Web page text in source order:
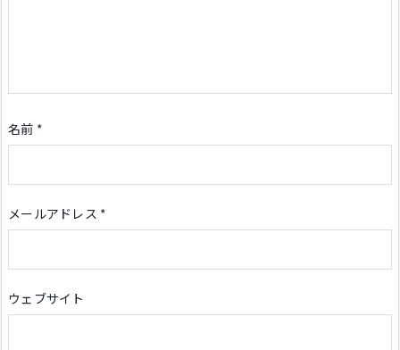
名前 *
メールアドレス *
ウェブサイト